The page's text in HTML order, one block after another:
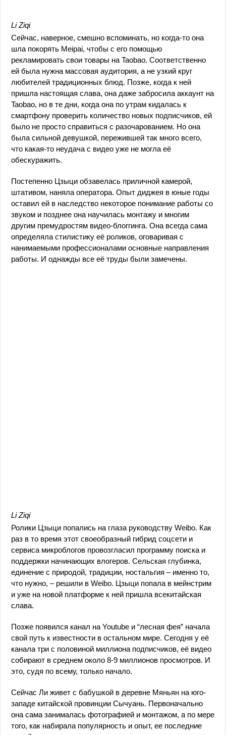
Li Ziqi
Сейчас, наверное, смешно вспоминать, но когда-то она
шла покорять Meipai, чтобы с его помощью
рекламировать свои товары на Taobao. Соответственно
ей была нужна массовая аудитория, а не узкий круг
любителей традиционных блюд. Позже, когда к ней
пришла настоящая слава, она даже забросила аккаунт на
Taobao, но в те дни, когда она по утрам кидалась к
смартфону проверить количество новых подписчиков, ей
было не просто справиться с разочарованием. Но она
была сильной девушкой, пережившей так много всего,
что какая-то неудача с видео уже не могла её
обескуражить.
Постепенно Цзыци обзавелась приличной камерой,
штативом, наняла оператора. Опыт диджея в юные годы
оставил ей в наследство некоторое понимание работы со
звуком и позднее она научилась монтажу и многим
другим премудростям видео-блоггинга. Она всегда сама
определяла стилистику её роликов, оговаривая с
нанимаемыми профессионалами основные направления
работы. И однажды все её труды были замечены.
Li Ziqi
Ролики Цзыци попались на глаза руководству Weibo. Как
раз в то время этот своеобразный гибрид соцсети и
сервиса микроблогов провозгласил программу поиска и
поддержки начинающих влогеров. Сельская глубинка,
единение с природой, традиции, ностальгия – именно то,
что нужно, – решили в Weibo. Цзыци попала в мейнстрим
и уже на новой платформе к ней пришла всекитайская
слава.
Позже появился канал на Youtube и “лесная фея” начала
свой путь к известности в остальном мире. Сегодня у её
канала три с половиной миллиона подписчиков, её видео
собирают в среднем около 8-9 миллионов просмотров. И
это, судя по всему, только начало.
Сейчас Ли живет с бабушкой в деревне Мяньян на юго-
западе китайской провинции Сычуань. Первоначально
она сама занималась фотографией и монтажом, а по мере
того, как набирала популярность и опыт, ее последние